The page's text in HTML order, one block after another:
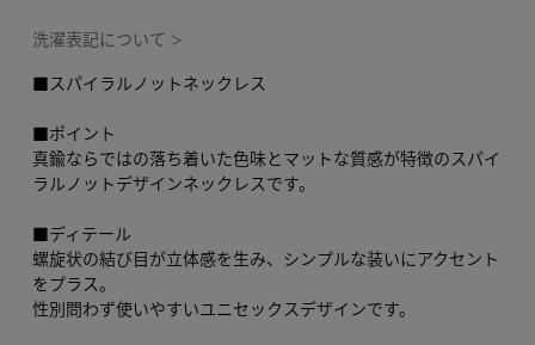
洗濯表記について ＞
■スパイラルノットネックレス
■ポイント
真鍮ならではの落ち着いた色味とマットな質感が特徴のスパイ
ラルノットデザインネックレスです。
■ディテール
螺旋状の結び目が立体感を生み、シンプルな装いにアクセント
をプラス。
性別問わず使いやすいユニセックスデザインです。